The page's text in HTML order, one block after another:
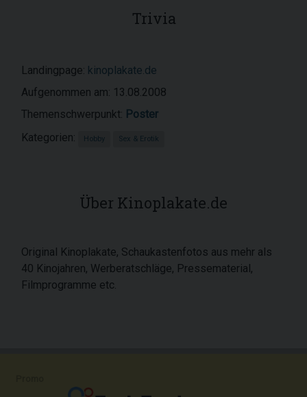
Trivia
Landingpage: kinoplakate.de
Aufgenommen am: 13.08.2008
Themenschwerpunkt: Poster
Kategorien:
Hobby Sex & Erotik
Über Kinoplakate.de
Original Kinoplakate, Schaukastenfotos aus mehr als
40 Kinojahren, Werberatschläge, Pressematerial,
Filmprogramme etc.